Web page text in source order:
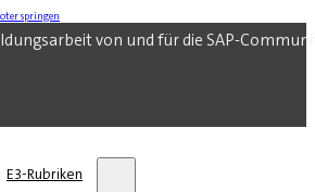
springen
von und für die SAP-
E3-Rubriken